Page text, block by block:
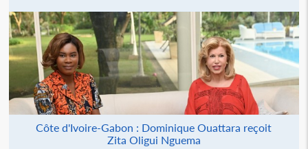
Côte d'Ivoire-Gabon : Dominique Ouattara reçoit
Zita Oligui Nguema